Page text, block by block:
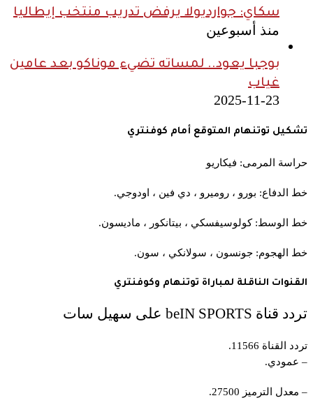
سكاي: جوارديولا يرفض تدريب منتخب إيطاليا
منذ أسبوعين
بوجبا يعود.. لمساته تضيء موناكو بعد عامين
غياب
2025-11-23
تشكيل توتنهام المتوقع أمام كوفنتري
حراسة المرمى: فيكاريو
خط الدفاع: بورو ، روميرو ، دي فين ، اودوجي.
خط الوسط: كولوسيفسكي ، بيتانكور ، ماديسون.
خط الهجوم: جونسون ، سولانكي ، سون.
القنوات الناقلة لمباراة توتنهام وكوفنتري
تردد قناة beIN SPORTS على سهيل سات
تردد القناة 11566.
– عمودي.
– معدل الترميز 27500.